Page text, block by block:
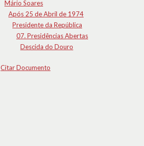
Mário Soares
Após 25 de Abril de 1974
Presidente da República
07. Presidências Abertas
Descida do Douro
Citar Documento